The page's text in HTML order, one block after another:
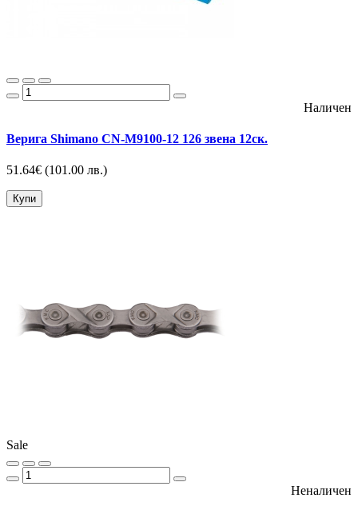
Наличен
Верига Shimano CN-M9100-12 126 звена 12ск.
51.64€ (101.00 лв.)
Купи
Sale
Неналичен